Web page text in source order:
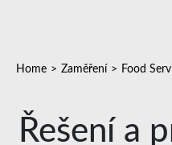
Home Zaměření Food
Řešení a